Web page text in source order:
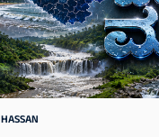
HASSAN